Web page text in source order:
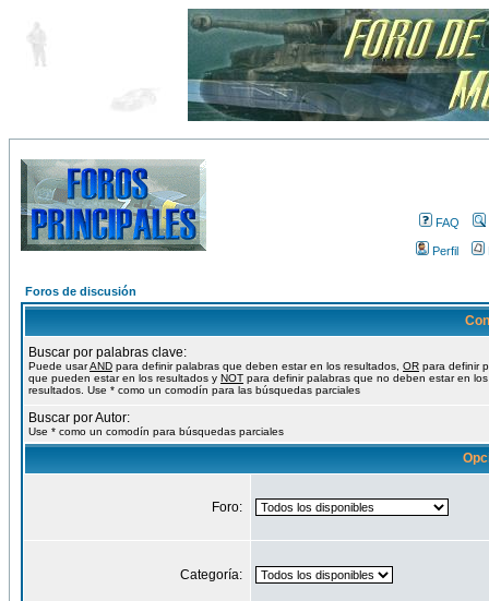
FAQ
Perfil
Foros de discusión
Buscar por palabras clave:
Puede usarAND para definir palabras que deben estar en los resultados, OR para definir
que pueden estar en los resultados y NOT para definir palabras que no deben estar en los
resultados. Use * como un comodín para las búsquedas parciales
Buscar por Autor:
Use * como un comodín para búsquedas parciales
Foro:
Categoría: